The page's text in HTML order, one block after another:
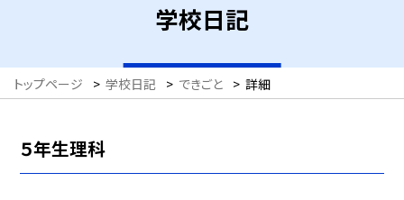
学校日記
トップページ > 学校日記 > できごと > 詳細
５年生理科